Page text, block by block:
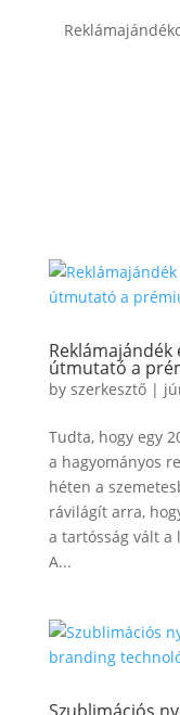
Reklámajándék
útmutató a
by szerkesztő|
Tudta, hogy egy
a hagyományos
héten a
rávilágít arra,
a tartósság vált a
A...